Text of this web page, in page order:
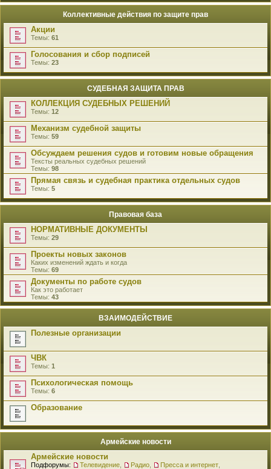
Коллективные действия по защите прав
Акции
Темы: 61
Голосования и сбор подписей
Темы: 23
СУДЕБНАЯ ЗАЩИТА ПРАВ
КОЛЛЕКЦИЯ СУДЕБНЫХ РЕШЕНИЙ
Темы: 12
Механизм судебной защиты
Темы: 59
Обсуждаем решения судов и готовим новые обращения
Тексты реальных судебных решений
Темы: 98
Прямая связь и судебная практика отдельных судов
Темы: 5
Правовая база
НОРМАТИВНЫЕ ДОКУМЕНТЫ
Темы: 29
Проекты новых законов
Каких изменений ждать и когда
Темы: 69
Документы по работе судов
Как это работает
Темы: 43
ВЗАИМОДЕЙСТВИЕ
Полезные организации
ЧВК
Темы: 1
Психологическая помощь
Темы: 6
Образование
Армейские новости
Армейские новости
Подфорумы: Телевидение Радио Пресса и интернет